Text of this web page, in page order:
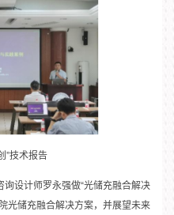
”技术报告
设计师罗永强做“光储充融合解决
光储充融合解决方案，并展望未来